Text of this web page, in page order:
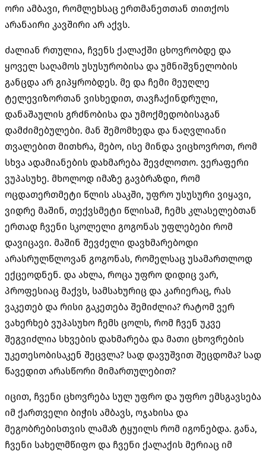
ორი ამბავი, რომლეbსაც ერთმანეთთან თითქოს
არანაირი კავშირი არ აქვს.
ძალიან რთულია, ჩვენს ქალაქში ცხოვრობდე და
ყოველ საღამოს უსუსურობისა და უმნიშვნელობის
განცდა არ გიპყრობდეს. მე და ჩემი მეუღლე
ტელევიზორთან ვისხედით, თავჩაქინდრული,
დანაშაულის გრძნობისა და უმოქმედობისაგან
დამძიმებულები. მან შემომხედა და ნაღვლიანი
თვალებით მითხრა, მებო, ისე მინდა ვიცხოვროთ, რომ
სხვა ადამიანების დახმარება შევძლოთო. ვერაფერი
ვუპასუხე. მხოლოდ იმაზე გავბრაზდი, რომ
ოცდათერთმეტი წლის ასაკში, უფრო უსუსური ვიყავი,
ვიდრე მაშინ, თექვსმეტი წლისამ, ჩემს კლასელებთან
ერთად ჩვენი სკოლელი გოგონას უფლებები რომ
დავიცავი. მაშინ შევძელი დავხმარებოდი
არასრულწლოვან გოგონას, რომელსაც უსამართლოდ
ექცეოდნენ. და ახლა, როცა უფრო დიდიც ვარ,
პროფესიაც მაქვს, სამსახურიც და კარიერაც, რას
ვაკეთებ და რისი გაკეთება შემიძლია? რატომ ვერ
ვახერხებ ვუპასუხო ჩემს ცოლს, რომ ჩვენ უკვე
შეგვიძლია სხვების დახმარება და მათი ცხოვრების
უკეთესობისაკენ შეცვლა? სად დავუშვით შეცდომა? სად
წავედით არასწორი მიმართულებით?
იცით, ჩვენი ცხოვრება სულ უფრო და უფრო ემსგავსება
იმ ქართველი ბიჭის ამბავს, ოჯახისა და
მეგობრებისთვის ლამაზ ტყუილს რომ იგონებდა. განა,
ჩვენი სახელმწიფო და ჩვენი ქალაქის მერიაც იმ